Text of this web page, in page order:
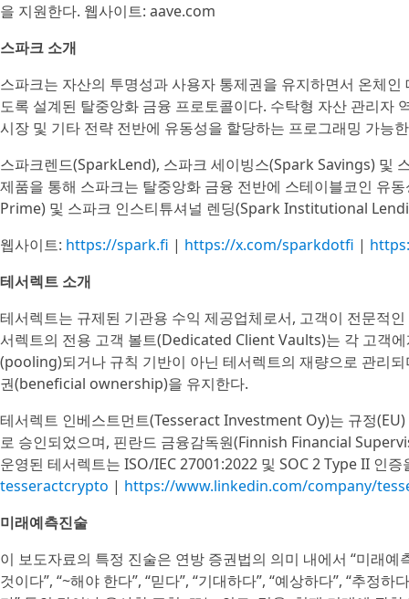
을 지원한다. 웹사이트: aave.com
스파크 소개
스파크는 자산의 투명성과 사용자 통제권을 유지하면서 온체
도록 설계된 탈중앙화 금융 프로토콜이다. 수탁형 자산 관리자
시장 및 기타 전략 전반에 유동성을 할당하는 프로그래밍 가능
스파크렌드(SparkLend), 스파크 세이빙스(Spark Savings) 및
제품을 통해 스파크는 탈중앙화 금융 전반에 스테이블코인 유
Prime) 및 스파크 인스티튜셔널 렌딩(Spark Institutional
웹사이트: https://spark.fi | https://x.com/sparkdotfi |
테서렉트 소개
테서렉트는 규제된 기관용 수익 제공업체로서, 고객이 전문적
서렉트의 전용 고객 볼트(Dedicated Client Vaults)는 각 고객
(pooling)되거나 규칙 기반이 아닌 테서렉트의 재량으로 관리
권(beneficial ownership)을 유지한다.
테서렉트 인베스트먼트(Tesseract Investment Oy)는 규정
로 승인되었으며, 핀란드 금융감독원(Finnish Financial
운영된 테서렉트는 ISO/IEC 27001:2022 및 SOC 2 Type II 인
tesseractcrypto | https://www.linkedin.com/company/
미래예측진술
이 보도자료의 특정 진술은 연방 증권법의 의미 내에서 “미래예
것이다”, “~해야 한다”, “믿다”, “기대하다”, “예상하다”, “추정하